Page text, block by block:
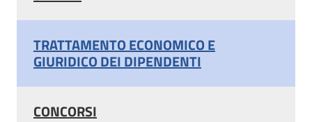
TRATTAMENTO ECONOMICO E
GIURIDICO DEI DIPENDENTI
CONCORSI